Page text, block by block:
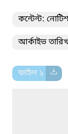
কন্টেন্ট:
আর্কাইভ
ফাইল ১